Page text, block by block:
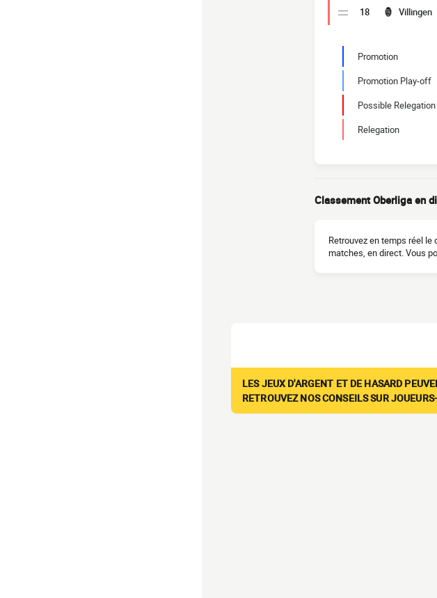
18 Villingen
Promotion
Promotion Play-off
Possible Relegation
Relegation
Classement Oberliga en
Retrouvez en temps réel
matches, en direct. Vous
LES JEUX D'ARGENT ET DE HASARD
RETROUVEZ NOS CONSEILS SUR